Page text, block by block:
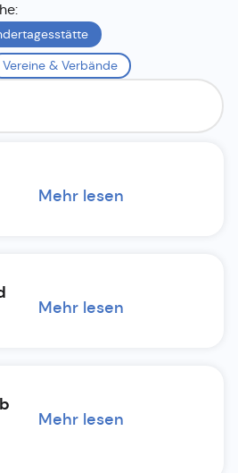
Vereine & Verbände
Mehr lesen
Mehr lesen
Mehr lesen